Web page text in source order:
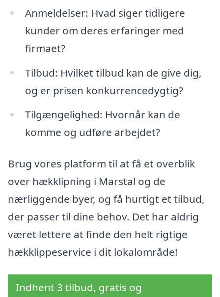
Anmeldelser: Hvad siger tidligere
kunder om deres erfaringer med
firmaet?
Tilbud: Hvilket tilbud kan de give dig,
og er prisen konkurrencedygtig?
Tilgængelighed: Hvornår kan de
komme og udføre arbejdet?
Brug vores platform til at få et overblik
over hækklipning i Marstal og de
nærliggende byer, og få hurtigt et tilbud,
der passer til dine behov. Det har aldrig
været lettere at finde den helt rigtige
hækklippeservice i dit lokalområde!
Indhent 3 tilbud, gratis og